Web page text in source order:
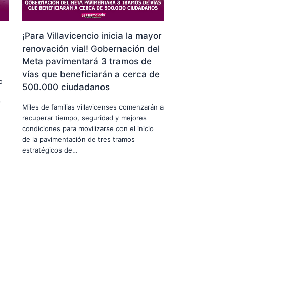
¡Para Villavicencio inicia la mayor
renovación vial! Gobernación del
Meta pavimentará 3 tramos de
vías que beneficiarán a cerca de
500.000 ciudadanos
Miles de familias villavicenses comenzarán a
recuperar tiempo, seguridad y mejores
condiciones para movilizarse con el inicio
de la pavimentación de tres tramos
estratégicos de…